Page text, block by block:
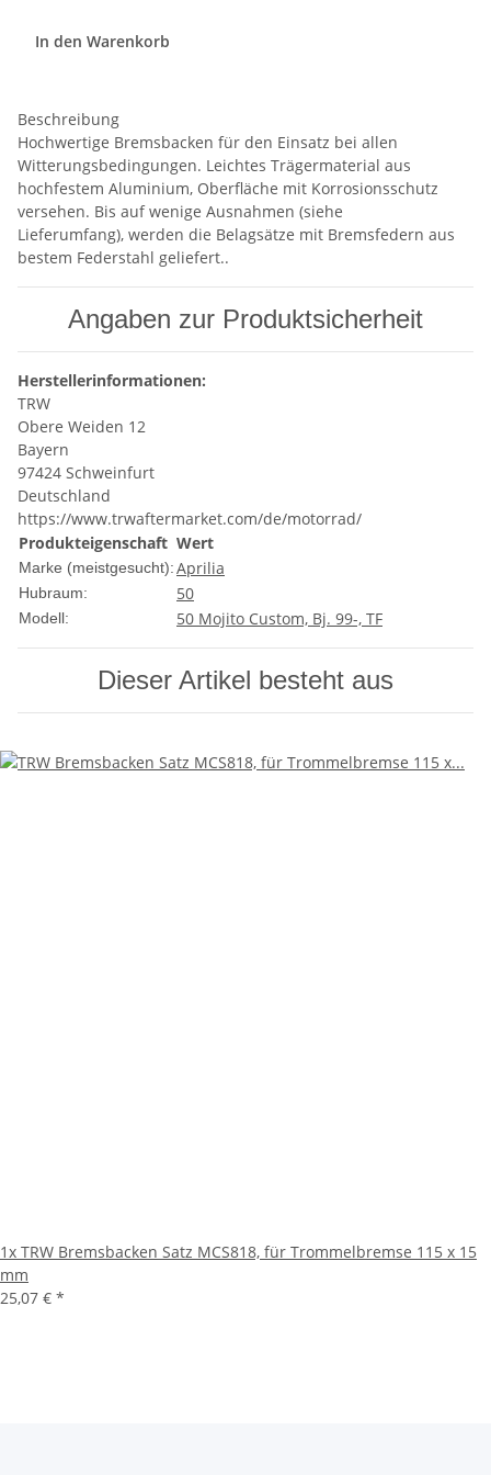
In den Warenkorb
Beschreibung
Hochwertige Bremsbacken für den Einsatz bei allen
Witterungsbedingungen. Leichtes Trägermaterial aus
hochfestem Aluminium, Oberfläche mit Korrosionsschutz
versehen. Bis auf wenige Ausnahmen (siehe
Lieferumfang), werden die Belagsätze mit Bremsfedern aus
bestem Federstahl geliefert..
Angaben zur Produktsicherheit
Herstellerinformationen:
TRW
Obere Weiden 12
Bayern
97424 Schweinfurt
Deutschland
https://www.trwaftermarket.com/de/motorrad/
Produkteigenschaft Wert
Marke (meistgesucht):Aprilia
Hubraum: 50
Modell: 50 Mojito Custom, Bj. 99-, TF
Dieser Artikel besteht aus
1x TRW Bremsbacken Satz MCS818, für Trommelbremse 115 x 15
mm
25,07 € *